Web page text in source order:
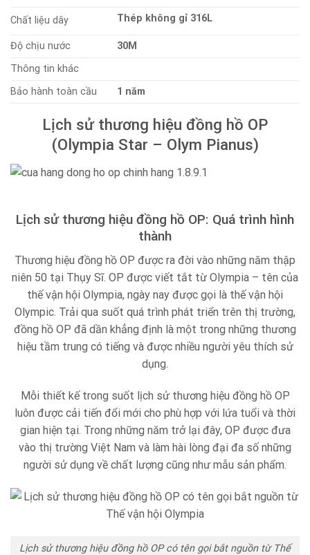
Chất liệu dây Thép không gỉ 316L
Độ chịu nước
30M
Thông tin khác
Bảo hành toàn cầu
1 năm
Lịch sử thương hiệu đồng hồ OP
(Olympia Star – Olym Pianus)
Lịch sử thương hiệu đồng hồ OP: Quá trình hình
thành
Thương hiệu đồng hồ OP được ra đời vào những năm thập
niên 50 tại Thụy Sĩ. OP được viết tắt từ Olympia – tên của
thế vận hội Olympia, ngày nay được gọi là thế vận hội
Olympic. Trải qua suốt quá trình phát triển trên thị trường,
đồng hồ OP đã dần khẳng định là một trong những thương
hiệu tầm trung có tiếng và được nhiều người yêu thích sử
dụng.
Mỗi thiết kế trong suốt lịch sử thương hiệu đồng hồ OP
luôn được cải tiến đổi mới cho phù hợp với lứa tuổi và thời
gian hiện tại. Trong những năm trở lại đây, OP được đưa
vào thị trường Việt Nam và làm hài lòng đại đa số những
người sử dụng về chất lượng cũng như mẫu sản phẩm.
Lịch sử thương hiệu đồng hồ OP có tên gọi bắt nguồn từ Thế